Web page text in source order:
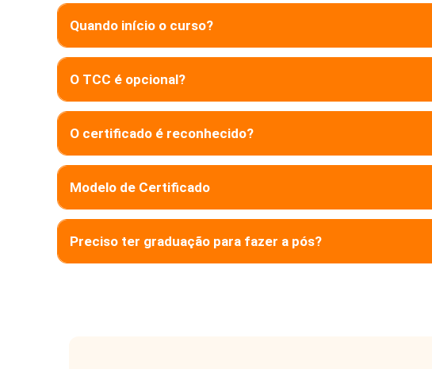
Quando início o curso?
O TCC é opcional?
O certificado é reconhecido?
Modelo de Certificado
Preciso ter graduação para fazer a pós?